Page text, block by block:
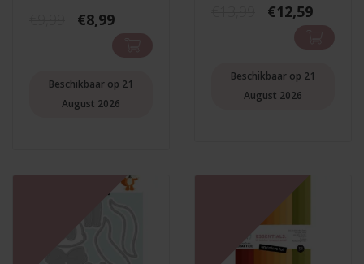
Oorspronkelijke
€9,99.
€8,99Huidige
prijs
is:
€8,99.
Beschikbaar op 21
August 2026
prijs
was:
€13,99.
€12,59
prijs
is:
€12,59.
Beschikbaar op 21
August 2026